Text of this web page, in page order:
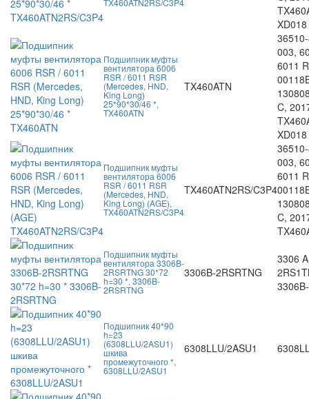
TX460ATN2RS/C3P4
XD018
Подшипник муфты
вентилятора 6006
RSR / 6011 RSR
(Mercedes, HND,
King Long)
25*90*30/46 *,
TX460ATN
TX460ATN
003,
6011
C,
XD018
Подшипник муфты
вентилятора 6006
RSR / 6011 RSR
(Mercedes, HND,
King Long) (AGE),
TX460ATN2RS/C3P4
TX460ATN2RS/C3P4
003,
6011
C,
Подшипник муфты
вентилятора 3306B-
2RSRTNG 30*72
h=30 *, 3306B-
2RSRTNG
3306B-2RSRTNG
3306
Подшипник 40*90
h=23
(6308LLU/2ASU1)
шкива
промежуточного *,
6308LLU/2ASU1
6308LLU/2ASU1